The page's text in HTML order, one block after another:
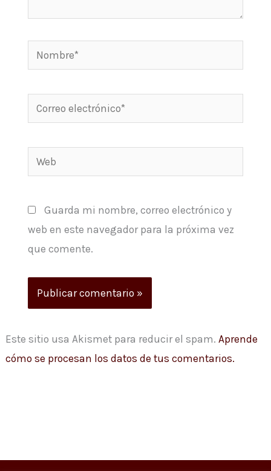
Nombre*
Correo
electrónico*
Web
Guarda mi nombre, correo electrónico y
web en este navegador para la próxima vez
que comente.
Este sitio usa Akismet para reducir el spam.Aprende
cómo se procesan los datos de tus comentarios.